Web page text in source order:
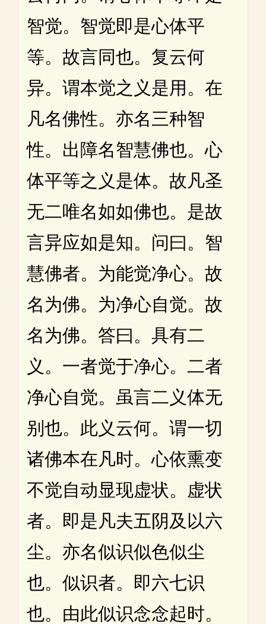
智觉。智觉即是心体平
等。故言同也。复云何
异。谓本觉之义是用。在
凡名佛性。亦名三种智
性。出障名智慧佛也。心
体平等之义是体。故凡圣
无二唯名如如佛也。是故
言异应如是知。问曰。智
慧佛者。为能觉净心。故
名为佛。为净心自觉。故
名为佛。答曰。具有二
义。一者觉于净心。二者
净心自觉。虽言二义体无
别也。此义云何。谓一切
诸佛本在凡时。心依熏变
不觉自动显现虚状。虚状
者。即是凡夫五阴及以六
尘。亦名似识似色似尘
也。似识者。即六七识
也。由此似识念念起时。